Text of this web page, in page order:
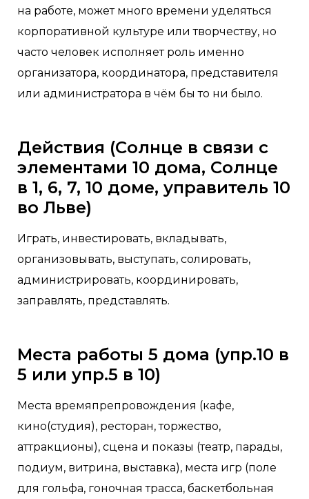
на работе, может много времени уделяться
корпоративной культуре или творчеству, но
часто человек исполняет роль именно
организатора, координатора, представителя
или администратора в чём бы то ни было.
Действия (Солнце в связи с
элементами 10 дома, Солнце
в 1, 6, 7, 10 доме, управитель 10
во Льве)
Играть, инвестировать, вкладывать,
организовывать, выступать, солировать,
администрировать, координировать,
заправлять, представлять.
Места работы 5 дома (упр.10 в
5 или упр.5 в 10)
Места времяпрепровождения (кафе,
кино(студия), ресторан, торжество,
аттракционы), сцена и показы (театр, парады,
подиум, витрина, выставка), места игр (поле
для гольфа, гоночная трасса, баскетбольная